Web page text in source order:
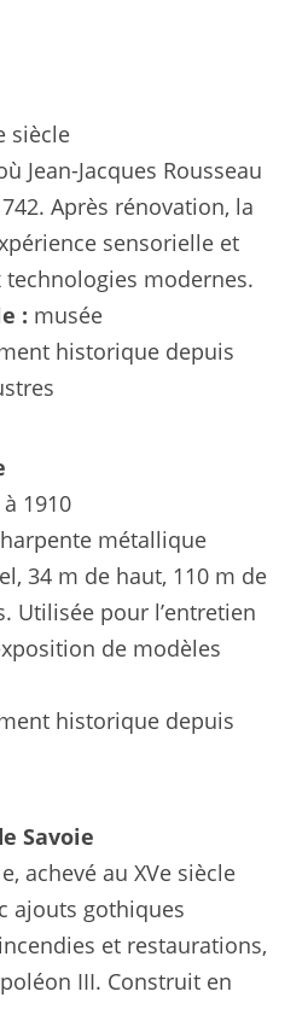
siècle
Jean-Jacques Rousseau
Après rénovation, la
sensorielle et
modernes.
: musée
historique depuis
à 1910
métallique
34 m de haut, 110 m de
Utilisée pour l’entretien
de modèles
historique depuis
Savoie
achevé au XVe siècle
ajouts gothiques
et restaurations,
III. Construit en